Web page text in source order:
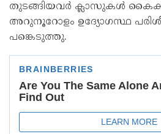
തുടങ്ങിയവർ ക്ലാസുകൾ
അറുനൂറോളം ഉദ്യോഗസ്ഥ
പങ്കെടുത്തു.